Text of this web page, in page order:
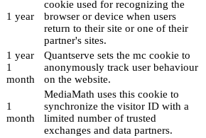
1 year
cookie used for recognizing the
browser or device when users
return to their site or one of their
partner's sites.
1 year
1
month
Quantserve sets the mc cookie to
anonymously track user behaviour
on the website.
1
month
MediaMath uses this cookie to
synchronize the visitor ID with a
limited number of trusted
exchanges and data partners.